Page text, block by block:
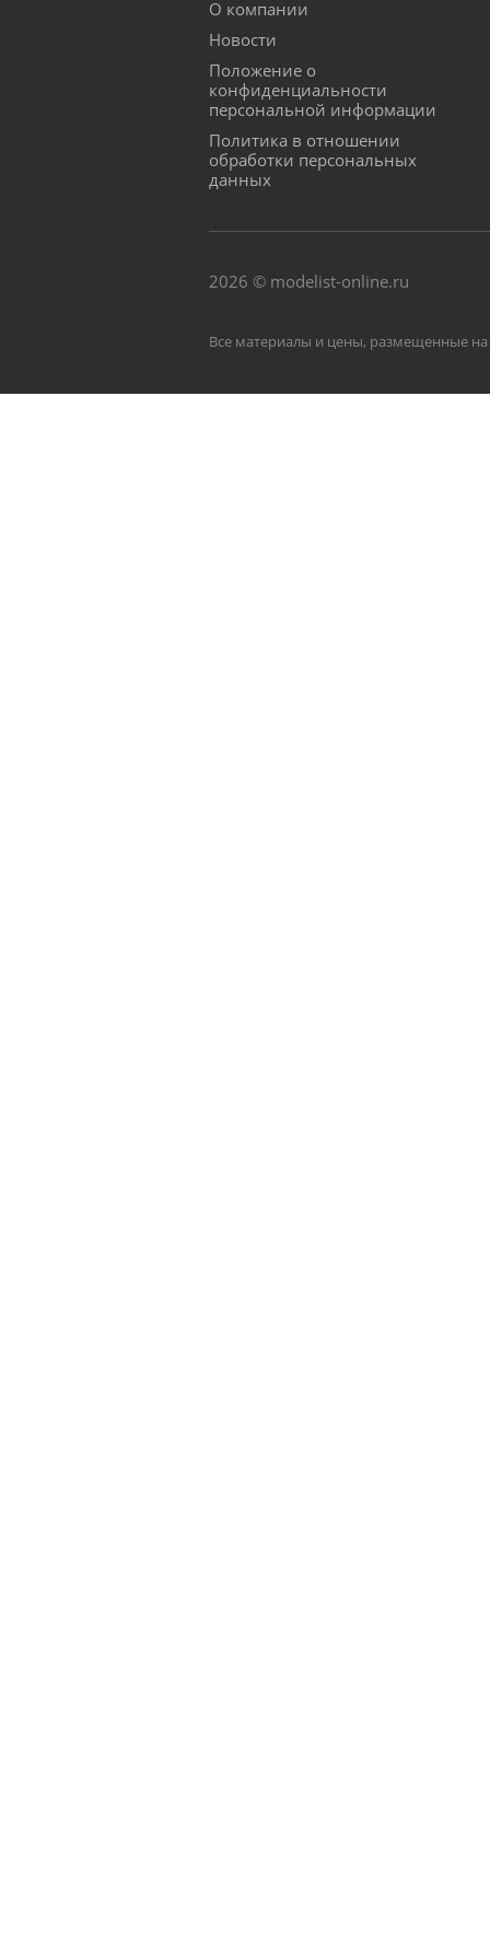
О компании
Новости
Положение о
конфиденциальности
персональной информации
Политика в отношении
обработки персональных
данных
2026 © modelist-online.ru
Все материалы и цены, размещенные на